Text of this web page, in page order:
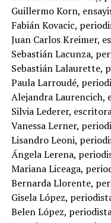
Guillermo Korn,
Fabián Kovacic,
Juan Carlos Kreimer,
Sebastián Lacunza,
Sebastián Lalaurette,
Paula Larroudé,
Alejandra Laurencich,
Silvia Lederer,
Vanessa Lerner,
Lisandro Leoni,
Ángela Lerena,
Mariana Liceaga,
Bernarda Llorente,
Gisela López,
Belen López,